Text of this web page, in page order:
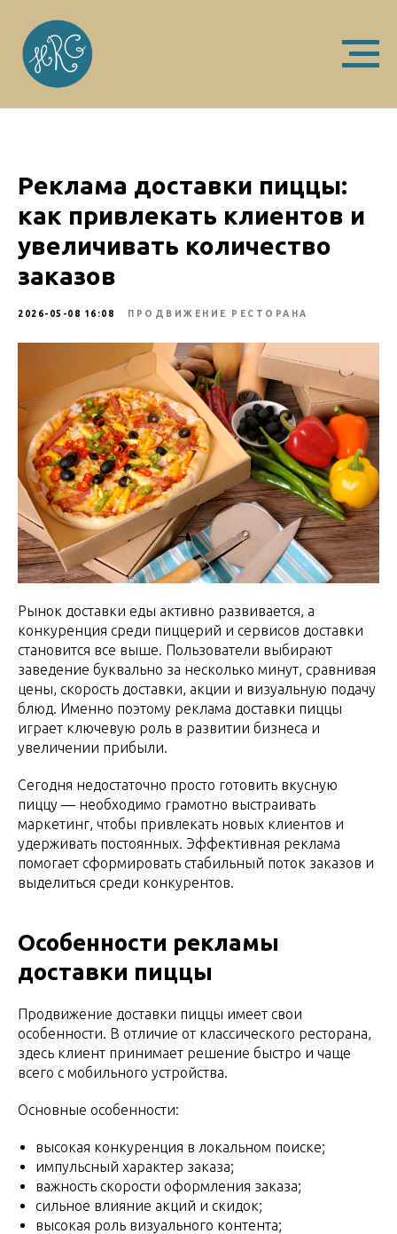
Реклама доставки пиццы:
как привлекать клиентов и
увеличивать количество
заказов
2026-05-08 16:08 ПРОДВИЖЕНИЕ РЕСТОРАНА
Рынок доставки еды активно развивается, а
конкуренция среди пиццерий и сервисов доставки
становится все выше. Пользователи выбирают
заведение буквально за несколько минут, сравнивая
цены, скорость доставки, акции и визуальную подачу
блюд. Именно поэтому реклама доставки пиццы
играет ключевую роль в развитии бизнеса и
увеличении прибыли.
Сегодня недостаточно просто готовить вкусную
пиццу — необходимо грамотно выстраивать
маркетинг, чтобы привлекать новых клиентов и
удерживать постоянных. Эффективная реклама
помогает сформировать стабильный поток заказов и
выделиться среди конкурентов.
Особенности рекламы
доставки пиццы
Продвижение доставки пиццы имеет свои
особенности. В отличие от классического ресторана,
здесь клиент принимает решение быстро и чаще
всего с мобильного устройства.
Основные особенности:
высокая конкуренция в локальном поиске;
импульсный характер заказа;
важность скорости оформления заказа;
сильное влияние акций и скидок;
высокая роль визуального контента;